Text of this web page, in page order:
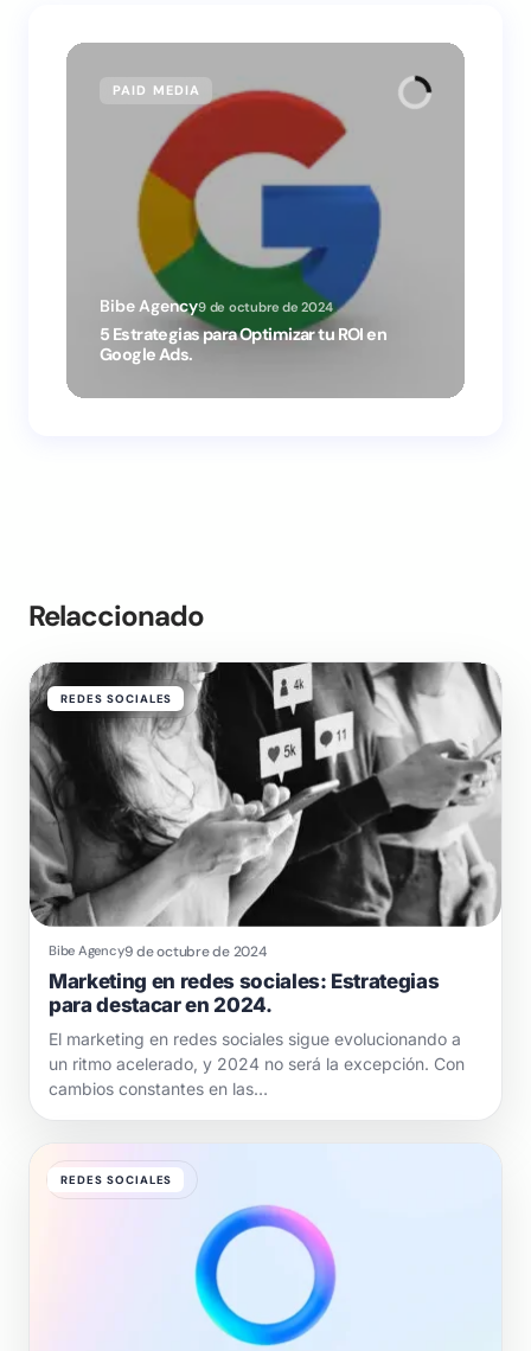
PAID MEDIA
5 Estrategias para Optimizar tu ROI en
Google Ads.
9 de octubre de 2024
Relaccionado
REDES SOCIALES
Bibe Agency9 de octubre de 2024
Marketing en redes sociales: Estrategias
para destacar en 2024.
El marketing en redes sociales sigue evolucionando a
un ritmo acelerado, y 2024 no será la excepción. Con
cambios constantes en las…
REDES SOCIALES